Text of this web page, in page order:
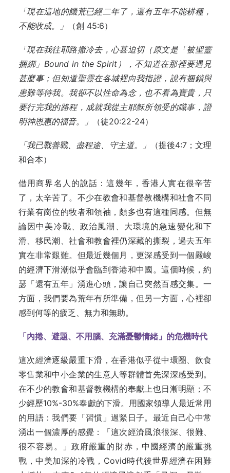
「現在這地的饑荒已經二年了，還有五年不能耕種，
不能收成。」
（創 45:6）
「現在我往耶路撒冷去，心甚迫切（原文是「被聖靈
捆綁」Bound in the Spirit），不知道在那裡要遇見
甚麼事；但知道聖靈在各城裡向我指證，說有捆鎖與
患難等待我。我卻不以性命為念，也不看為寶貴，只
要行完我的路程，成就我從主耶穌所領受的職事，證
明神恩惠的福音。」
（徒20:22-24）
「我已戰善戰、盡程途、守主道。」
（提後4:7；文理
和合本）
借用商界名人的說話：這幾年，香港人實在很辛苦
了，太辛苦了。不少在教會和基督教機構和社會不同
行業有崗位的牧者和領袖，頗多也有這種同感。但無
論因中美冷戰、政治風潮、大環境的急速變化和下
滑、移民潮、社會和教會裡仍深藏的撕裂，過去五年
實在非常艱難。但最近幾個月，更深感受到一個嚴峻
的經濟下滑潮似乎會臨到香港和中國。這個時候，約
瑟「還有五年」湧進心頭，讓自己突然百感交集。一
方面，我們要為荒年有所準備，但另一方面，心裡卻
感到何等的疲乏、無力和無助。
「內捲、避題、不用腦、充滿憂鬱情緒」的危機時代
這次經濟逐級嚴重下滑，在香港似乎從中環圈、飲食
零售業和中小企業的生意人等群體首先深深感受到。
在不少的教會和基督教機構的奉獻上也日漸明顯；不
少經歷10%-30%奉獻的下滑。用國家領導人最近常用
的用語：我們要「習慣」過緊日子。最近自己心中常
湧出一個濃厚的感覺：「這次經濟風浪很深、很難、
很不容易。」政府嚴重的財赤，中國經濟的嚴重挑
戰，中美加深的冷戰，Covid時代後世界經濟在困難